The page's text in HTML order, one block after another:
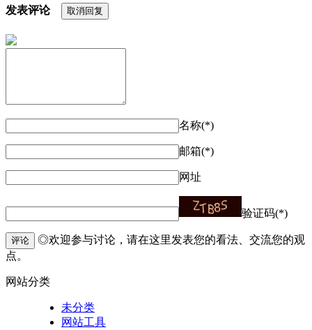
发表评论 取消回复
名称(*)
邮箱(*)
网址
验证码(*)
评论
◎欢迎参与讨论，请在这里发表您的看法、交流您的观
点。
网站分类
未分类
网站工具